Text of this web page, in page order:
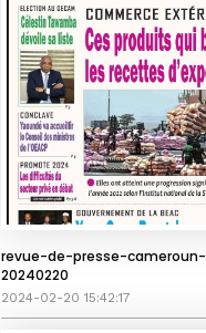
revue-de-presse-cameroun-
20240220
2024-02-20 15:42:17